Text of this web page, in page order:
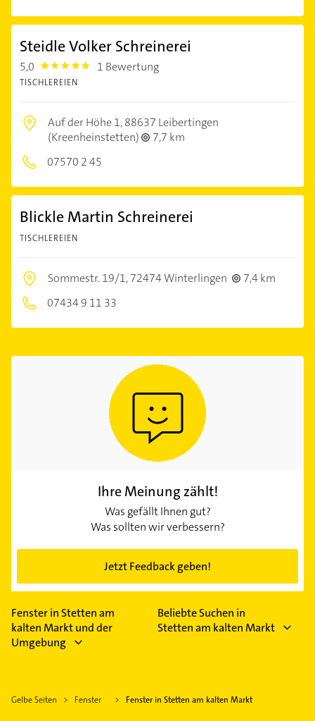
Steidle Volker Schreinerei
5,0 5.0 1 Bewertung
TISCHLEREIEN
Auf der Höhe 1,88637 Leibertingen
(Kreenheinstetten)
7,7 km
07570 2 45
Blickle Martin Schreinerei
TISCHLEREIEN
Sommestr. 19/1,72474 Winterlingen
7,4 km
07434 9 11 33
Ihre Meinung zählt!
Was gefällt Ihnen gut?
Was sollten wir verbessern?
Jetzt Feedback geben!
Fenster in Stetten am
kalten Markt und der
Umgebung
Beliebte Suchen in
Stetten am kalten Markt
Gelbe Seiten Fenster Fenster in Stetten am kalten Markt